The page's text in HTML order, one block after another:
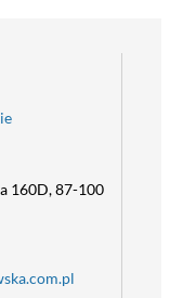
160D, 87-100